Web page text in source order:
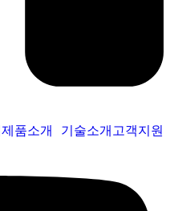
제품소개 기술소개 고객지원